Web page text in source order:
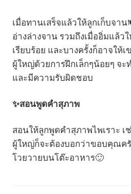
เมื่อทานเสร็จแล้วให้ลูกเก็บจา
อ่างล่างจาน รวมถึงเมื่ออิ่มแล้ว
เรียบร้อย และบางครั้งก็อาจให้
ผู้ใหญ่ด้วยการฝึกเล็กๆน้อยๆ จ
และมีความรับผิดชอบ
✨สอนพูดคำสุภาพ
สอนให้ลูกพูดคำสุภาพไพเราะ เ
ผู้ใหญ่ก็จะต้องบอกว่าขอบคุณค
โวยวายบนโต๊ะอาหาร🙂